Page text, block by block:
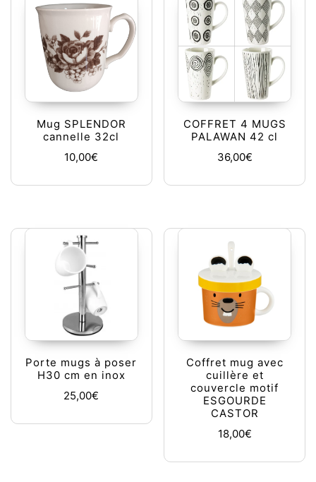
Mug SPLENDOR
cannelle 32cl
10,00€
COFFRET 4 MUGS
PALAWAN 42 cl
36,00€
Porte mugs à poser
H30 cm en inox
25,00€
Coffret mug avec
cuillère et
couvercle motif
ESGOURDE
CASTOR
18,00€